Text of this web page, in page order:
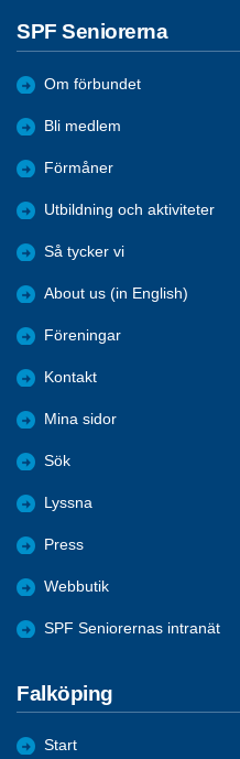
SPF Seniorerna
Om förbundet
Bli medlem
Förmåner
Utbildning och aktiviteter
Så tycker vi
About us (in English)
Föreningar
Kontakt
Mina sidor
Sök
Lyssna
Press
Webbutik
SPF Seniorernas intranät
Falköping
Start